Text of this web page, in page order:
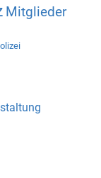
Mitglieder